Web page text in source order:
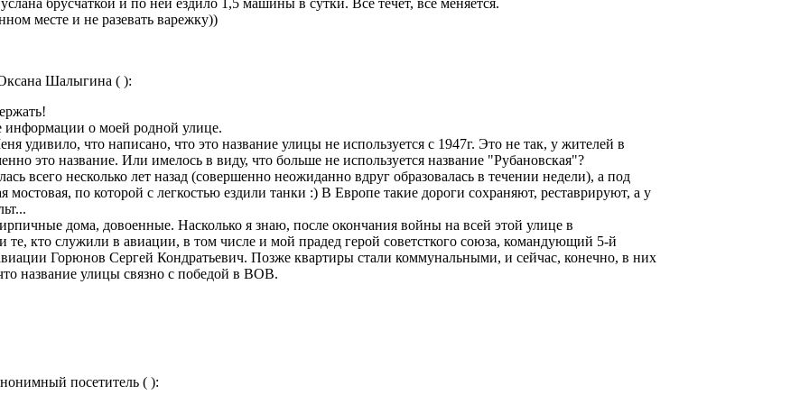
месте и не разевать варежку))
Шалыгина ( ):
информации о моей родной улице.
удивило, что написано, что это название улицы не используется с 1947г. Это не так, у жителей в
это название. Или имелось в виду, что больше не используется название "Рубановская"?
всего несколько лет назад (совершенно неожиданно вдруг образовалась в течении недели), а под
мостовая, по которой с легкостью ездили танки :) В Европе такие дороги сохраняют, реставрируют, а у
дома, довоенные. Насколько я знаю, после окончания войны на всей этой улице в
кто служили в авиации, в том числе и мой прадед герой советсткого союза, командующий 5-й
Горюнов Сергей Кондратьевич. Позже квартиры стали коммунальными, и сейчас, конечно, в них
название улицы связно с победой в ВОВ.
посетитель ( ):